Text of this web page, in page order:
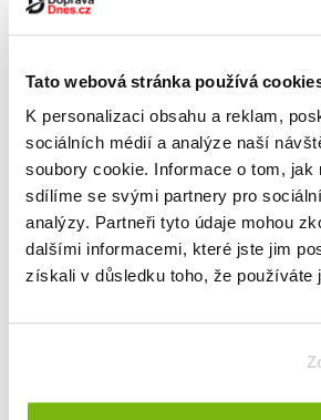
Tato webová stránka používá
K personalizaci obsahu a reklam,
sociálních médií a analýze naší
soubory cookie. Informace o tom, jak
sdílíme se svými partnery pro
analýzy. Partneři tyto údaje mohou
dalšími informacemi, které jste jim
získali v důsledku toho, že používáte